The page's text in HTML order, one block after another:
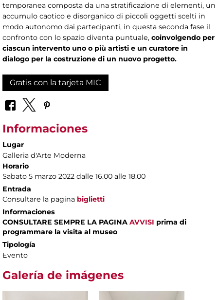
temporanea composta da una stratificazione di elementi, un
accumulo caotico e disorganico di piccoli oggetti scelti in
modo autonomo dai partecipanti, in questa seconda fase il
confronto con lo spazio diventa puntuale, coinvolgendo per
ciascun intervento uno o più artisti e un curatore in
dialogo per la costruzione di un nuovo progetto.
Gratis con la tarjeta MIC
Informaciones
Lugar
Galleria d'Arte Moderna
Horario
Sabato 5 marzo 2022 dalle 16.00 alle 18.00
Entrada
Consultare la pagina biglietti
Informaciones
CONSULTARE SEMPRE LA PAGINA AVVISI prima di
programmare la visita al museo
Tipología
Evento
Galería de imágenes